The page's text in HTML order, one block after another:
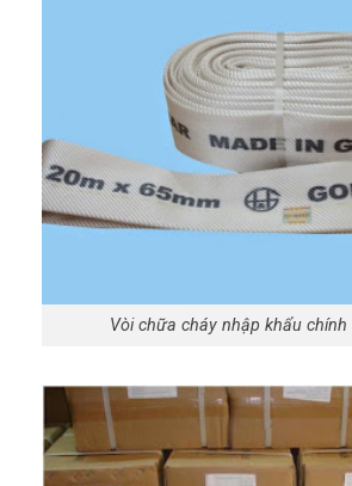
Vòi chữa cháy nhập khẩu